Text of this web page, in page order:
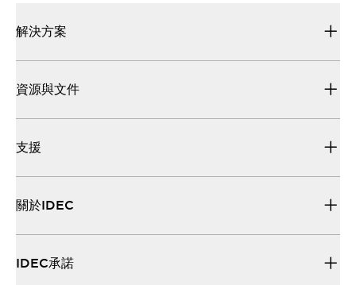
解決方案
資源與文件
支援
關於IDEC
IDEC承諾